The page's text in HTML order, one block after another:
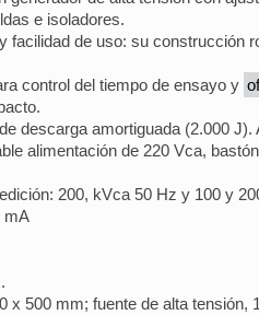
e isoladores.
facilidad de uso: su
control del tiempo de ensayo y
descarga amortiguada (2.000
alimentación de 220 Vca,
200, kVca 50 Hz y 100 y
mA
x 500 mm; fuente de alta tensión,